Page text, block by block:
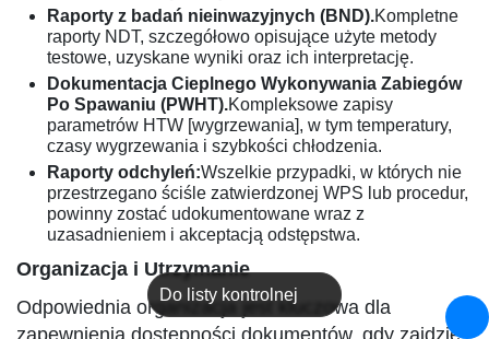
Do listy kontrolnej
Raporty z badań nieinwazyjnych (BND).Kompletne
raporty NDT, szczegółowo opisujące użyte metody
testowe, uzyskane wyniki oraz ich interpretację.
Dokumentacja Cieplnego Wykonywania Zabiegów
Po Spawaniu (PWHT).Kompleksowe zapisy
parametrów HTW [wygrzewania], w tym temperatury,
czasy wygrzewania i szybkości chłodzenia.
Raporty odchyleń:Wszelkie przypadki, w których nie
przestrzegano ściśle zatwierdzonej WPS lub procedur,
powinny zostać udokumentowane wraz z
uzasadnieniem i akceptacją odstępstwa.
Organizacja i Utrzymanie
Odpowiednia organizacja jest kluczowa dla
zapewnienia dostępności dokumentów, gdy zajdzie